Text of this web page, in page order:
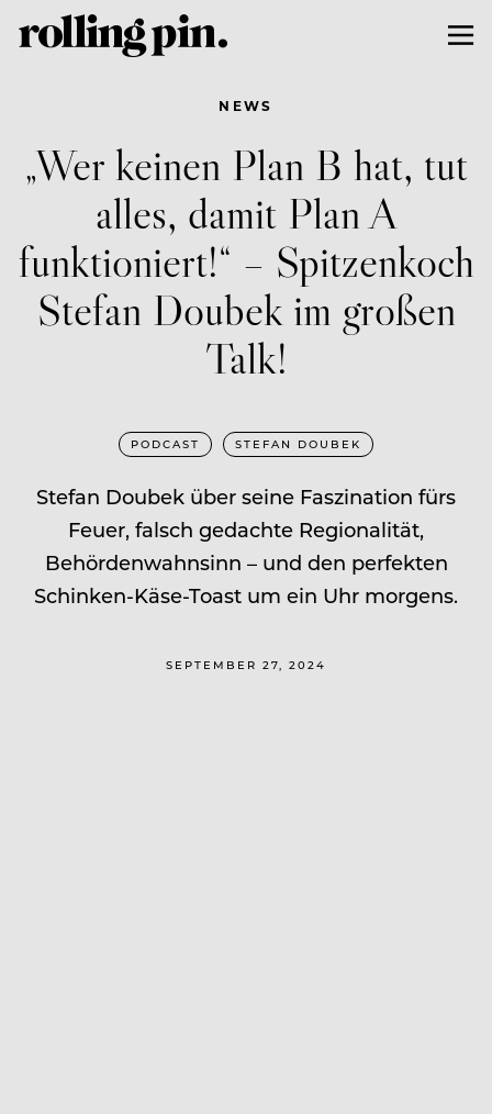
NEWS
„Wer keinen Plan B hat, tut
alles, damit Plan A
funktioniert!“ – Spitzenkoch
Stefan Doubek im großen
Talk!
PODCAST STEFAN DOUBEK
Stefan Doubek über seine Faszination fürs
Feuer, falsch gedachte Regionalität,
Behördenwahnsinn – und den perfekten
Schinken-Käse-Toast um ein Uhr morgens.
SEPTEMBER 27, 2024